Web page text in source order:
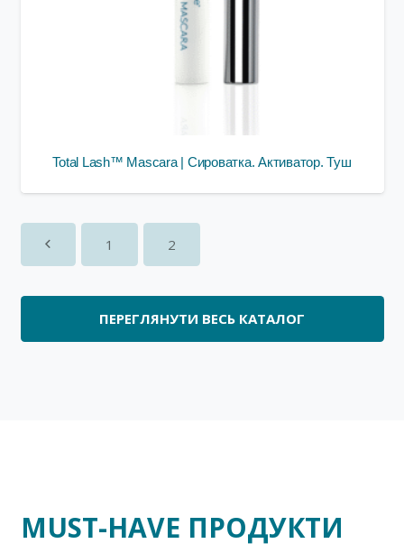
Total Lash™ Mascara | Сироватка. Активатор. Туш
1 2
ПЕРЕГЛЯНУТИ ВЕСЬ КАТАЛОГ
MUST-HAVE ПРОДУКТИ